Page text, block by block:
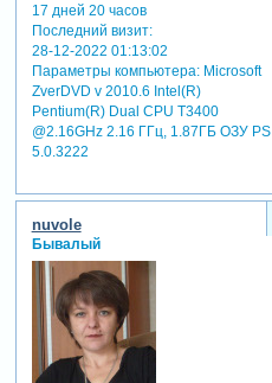
17 дней 20 часов
Последний визит:
28-12-2022 01:13:02
Параметры компьютера:Microsoft
ZverDVD v 2010.6 Intel(R)
Pentium(R) Dual CPU T3400
@2.16GHz 2.16 ГГц, 1.87ГБ OЗУ PS
5.0.3222
nuvole
Бывалый